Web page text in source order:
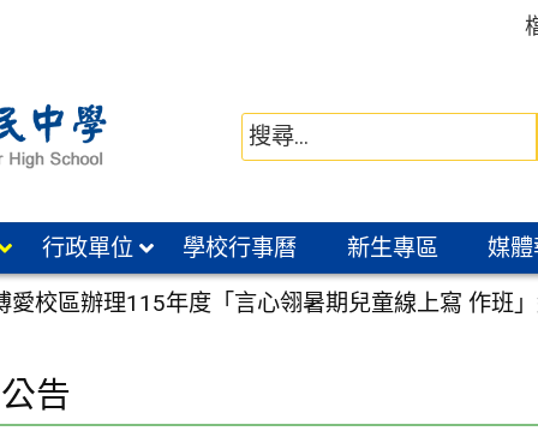
行政單位 學校行事曆 新生專區 媒
愛校區辦理115年度「言心翎暑期兒童線上寫 作班
告